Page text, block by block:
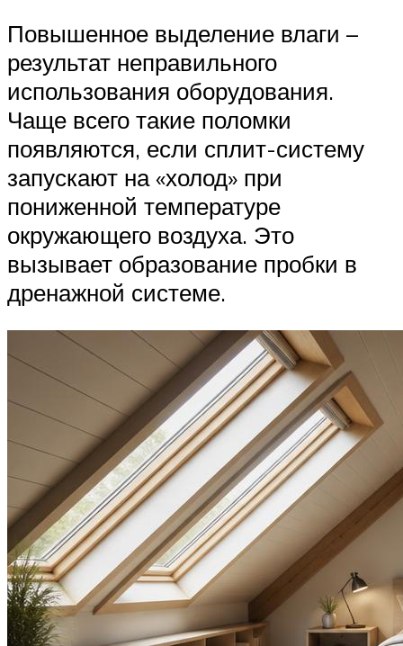
Повышенное выделение влаги –
результат неправильного
использования оборудования.
Чаще всего такие поломки
появляются, если сплит-систему
запускают на «холод» при
пониженной температуре
окружающего воздуха. Это
вызывает образование пробки в
дренажной системе.